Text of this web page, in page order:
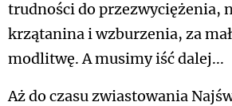
trudności do przezwyciężenia,
krzątanina i wzburzenia, za
modlitwę. A musimy iść dalej...
Aż do czasu zwiastowania